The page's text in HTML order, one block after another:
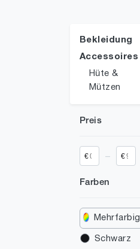
Bekleidung
Accessoires
Hüte &
Mützen
Preis
€ €
Farben
Mehrfarbig
Schwarz